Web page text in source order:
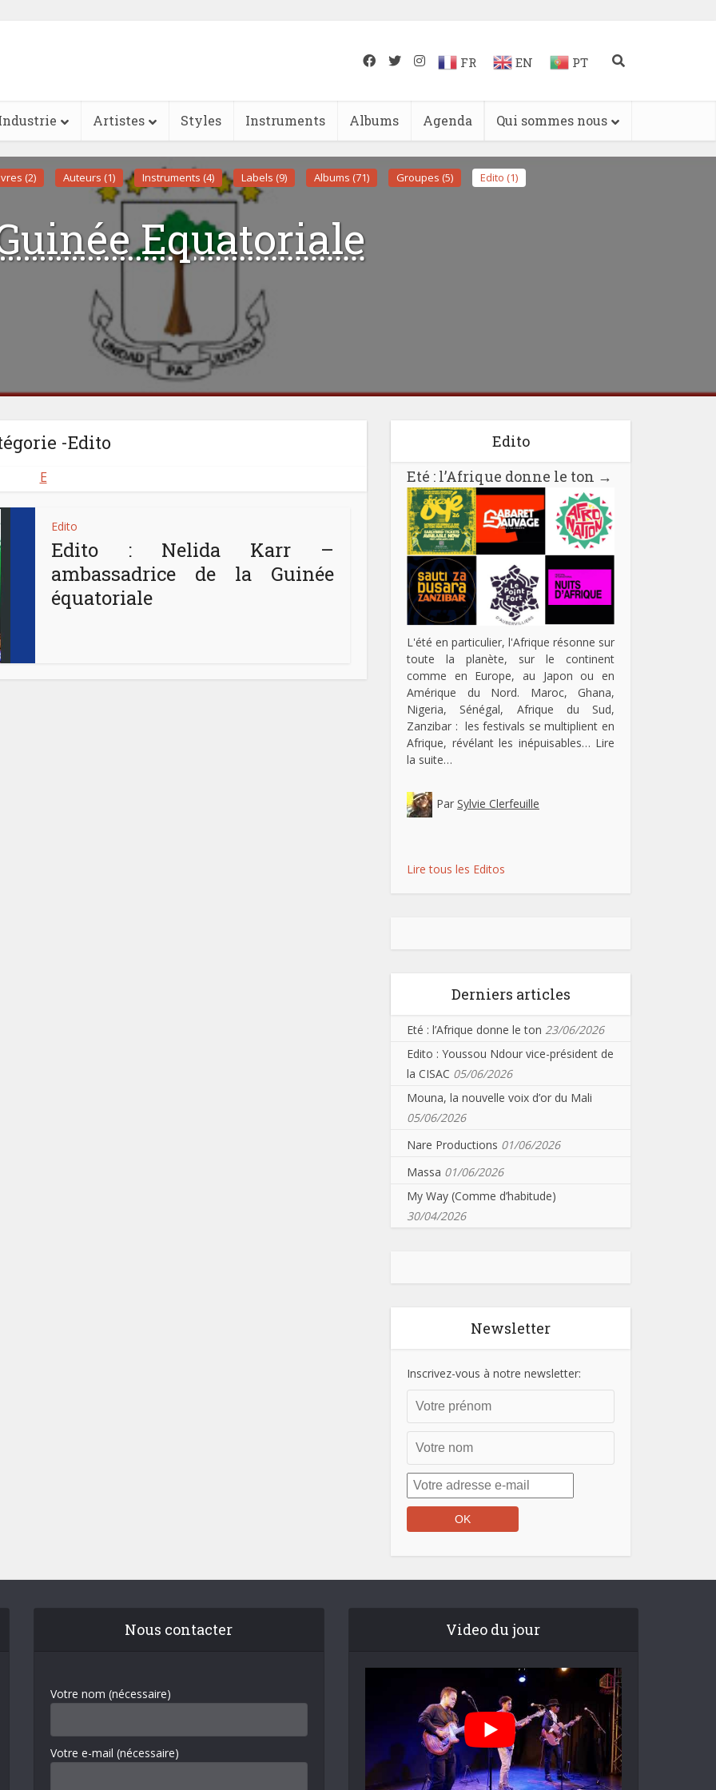
FR EN PT
Artistes Styles Instruments Albums Agenda Qui sommes nous
(2) Auteurs (1) Instruments (4) Labels (9) Albums (71) Groupes (5) Edito (1)
Equatoriale
-Edito
E
Edito
Edito : Nelida Karr –
ambassadrice de la Guinée
équatoriale
Edito
Eté : l’Afrique donne le ton →
L'été en particulier, l'Afrique résonne sur
toute la planète, sur le continent
comme en Europe, au Japon ou en
Amérique du Nord. Maroc, Ghana,
Nigeria, Sénégal, Afrique du Sud,
Zanzibar : les festivals se multiplient en
Afrique, révélant les inépuisables… Lire
la suite…
Par Sylvie Clerfeuille
Lire tous les Editos
Derniers articles
Eté : l’Afrique donne le ton 23/06/2026
Edito : Youssou Ndour vice-président de
la CISAC 05/06/2026
Mouna, la nouvelle voix d’or du Mali
05/06/2026
Nare Productions 01/06/2026
Massa 01/06/2026
My Way (Comme d’habitude)
30/04/2026
Newsletter
Inscrivez-vous à notre newsletter:
Nous contacter
Votre nom (nécessaire)
Votre e-mail (nécessaire)
Video du jour